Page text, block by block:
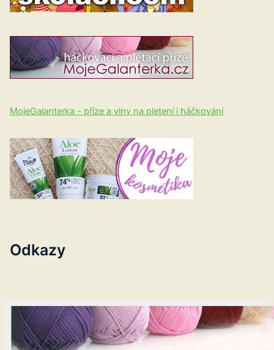
MojeGalanterka - příze a vlny na pletení i háčkování
Odkazy